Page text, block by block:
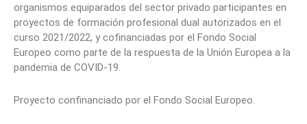
organismos equiparados del sector privado participantes en
proyectos de formación profesional dual autorizados en el
curso 2021/2022, y cofinanciadas por el Fondo Social
Europeo como parte de la respuesta de la Unión Europea a la
pandemia de COVID-19.
Proyecto confinanciado por el Fondo Social Europeo.